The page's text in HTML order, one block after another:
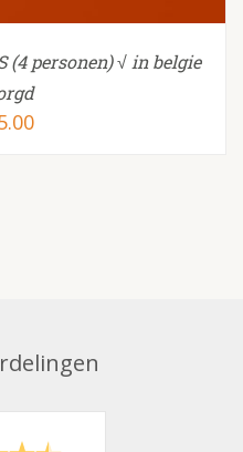
(4 personen) √ in belgie